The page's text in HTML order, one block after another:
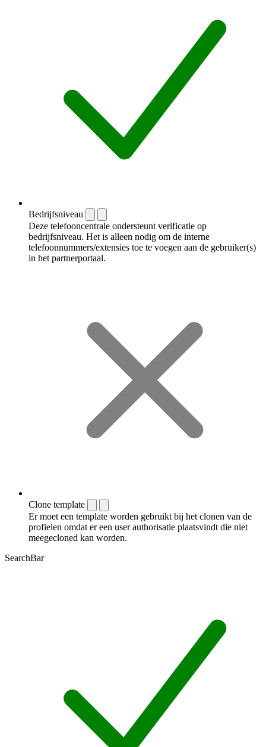
Bedrijfsniveau
Deze telefooncentrale ondersteunt verificatie op
bedrijfsniveau. Het is alleen nodig om de interne
telefoonnummers/extensies toe te voegen aan de gebruiker(s)
in het partnerportaal.
Clone template
Er moet een template worden gebruikt bij het clonen van de
profielen omdat er een user authorisatie plaatsvindt die niet
meegecloned kan worden.
SearchBar